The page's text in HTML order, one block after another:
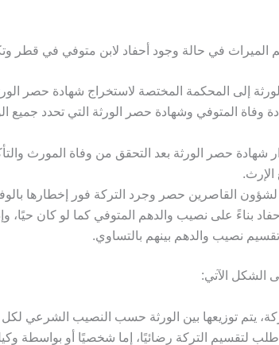
الميراث في حالة وجود أحفاد لابن متوفي في قطر
إلى المحكمة المختصة لاستخراج شهادة حصر
وفاة المتوفي وشهادة حصر الورثة التي تحدد جميع
شهادة حصر الورثة بعد التحقق من وفاة المورث
الإرث.
لشؤون القاصرين حصر وجرد التركة فور إخطارها
بناءً على نصيب والدهم المتوفي كما لو كان حيًا،
نصيب والدهم بينهم بالتساوي.
الشكل الآتي:
يتم توزيعها بين الورثة حسب النصيب الشرعي
طلب لتقسيم التركة رضائيًا، إما شخصيًا أو بواسطة